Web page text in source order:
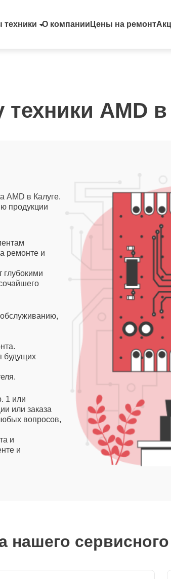
техники О компании Цены на ремонт
AMD в
AMD в Калуге.
продукции
ремонте и
будущих
1 или
или заказа
вопросов,
и
и
нашего